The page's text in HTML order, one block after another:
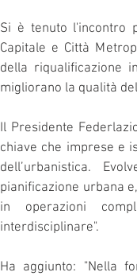
Si è tenuto l'incontro
Capitale e Città
della riqualificazione
migliorano la qualità
Il Presidente
chiave che imprese e
dell’urbanistica.
pianificazione urbana
in operazioni
interdisciplinare".
Ha aggiunto: "Nella